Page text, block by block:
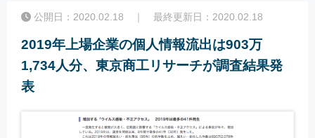
公開日：2020.02.18 ｜ 最終更新日：2020.02.18
2019年上場企業の個人情報流出は903万
1,734人分、東京商工リサーチが調査結果発
表